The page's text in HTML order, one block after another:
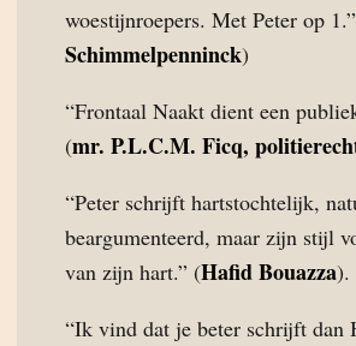
woestijnroepers. Met Peter op
Schimmelpenninck)
“Frontaal Naakt dient een
(mr. P.L.C.M. Ficq,
“Peter schrijft hartstochtelijk,
beargumenteerd, maar zijn stijl
van zijn hart.” (Hafid Bouazza).
“Ik vind dat je beter schrijft dan